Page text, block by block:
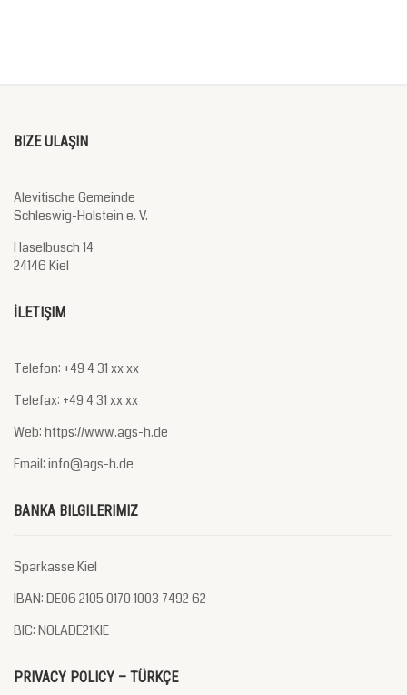
BIZE ULAŞIN
Alevitische Gemeinde
Schleswig-Holstein e. V.
Haselbusch 14
24146 Kiel
İLETIŞIM
Telefon: +49 4 31 xx xx
Telefax: +49 4 31 xx xx
Web: https://www.ags-h.de
Email: info@ags-h.de
BANKA BILGILERIMIZ
Sparkasse Kiel
IBAN: DE06 2105 0170 1003 7492 62
BIC: NOLADE21KIE
PRIVACY POLICY – TÜRKÇE